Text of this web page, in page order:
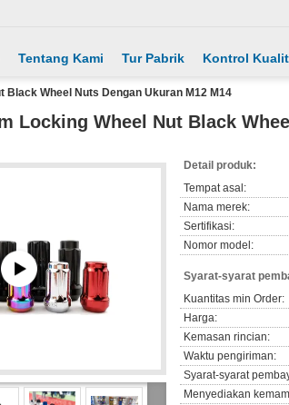
Tentang Kami Tur Pabrik Kontrol
Black Wheel Nuts Dengan Ukuran M12 M14
Locking Wheel Nut Black
Detail produk:
Tempat asal:
Nama merek:
Sertifikasi:
Nomor model:
Syarat-syarat
Kuantitas min Order:
Harga:
Kemasan rincian:
Waktu pengiriman:
Syarat-syarat
Menyediakan